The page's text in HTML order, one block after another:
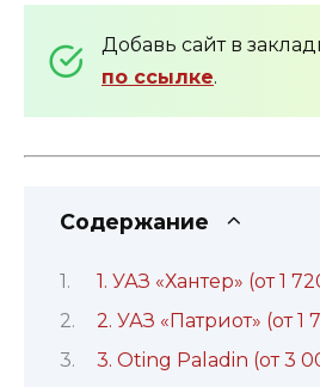
Добавь сайт в
по ссылке.
Содержание
1. УАЗ «Хантер» (от 1
2. УАЗ «Патриот» (от 1
3. Oting Paladin (от 3